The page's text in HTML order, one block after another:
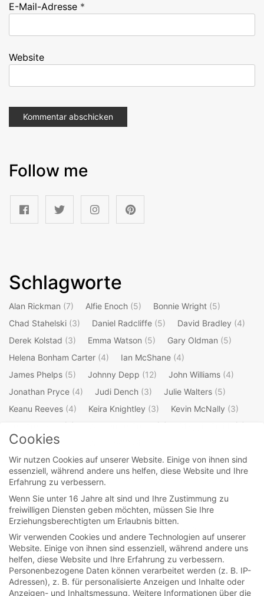
E-Mail-Adresse *
Website
Follow me
Schlagworte
Alan Rickman (7) Alfie Enoch (5) Bonnie Wright (5)
Chad Stahelski (3) Daniel Radcliffe (5) David Bradley (4)
Derek Kolstad (3) Emma Watson (5) Gary Oldman (5)
Helena Bonham Carter (4) Ian McShane (4)
James Phelps (5) Johnny Depp (12) John Williams (4)
Jonathan Pryce (4) Judi Dench (3) Julie Walters (5)
Keanu Reeves (4) Keira Knightley (3) Kevin McNally (3)
(3) (4)
(7)
Mark Williams
Michael Gambon(4) Oliver Phelps(5) Orlando Bloom (4)
Ralph Fiennes(3) Richard Griffiths(3)
Robbie Coltrane(4) Robert Hardy (3) Rupert Grint
Stellan Skarsgard(3) Steve Kloves (4)
Takeshi Kaneshiro
(3)
Tim Burton(4) Timothy Spall(4) Tim Roth(3)
Tom Felton(5) Warwick Davis(4) Willem Dafoe(3)
William Shakespeare(4)
Cookies
Wir nutzen Cookies auf unserer Website. Einige von ihnen sind
essenziell, während andere uns helfen, diese Website und Ihre
Erfahrung zu verbessern.
Wenn Sie unter 16 Jahre alt sind und Ihre Zustimmung zu
freiwilligen Diensten geben möchten, müssen Sie Ihre
Erziehungsberechtigten um Erlaubnis bitten.
Wir verwenden Cookies und andere Technologien auf unserer
Website. Einige von ihnen sind essenziell, während andere uns
helfen, diese Website und Ihre Erfahrung zu verbessern.
Personenbezogene Daten können verarbeitet werden (z. B. IP-
Adressen), z. B. für personalisierte Anzeigen und Inhalte oder
Anzeigen- und Inhaltsmessung. Weitere Informationen über die